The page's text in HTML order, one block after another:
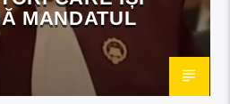
MANDATUL